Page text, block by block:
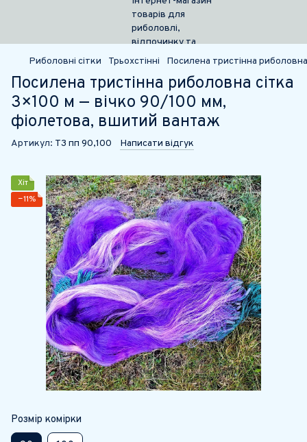
Риболовні сітки Трьохстінні Посилена тристінна
Посилена тристінна риболовна сітка
3×100 м — вічко 90/100 мм,
фіолетова, вшитий вантаж
Артикул: Т3 пп 90,100 Написати відгук
Хіт
−11%
Розмір комірки